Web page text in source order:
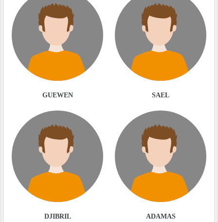
GUEWEN SAEL
DJIBRIL ADAMAS